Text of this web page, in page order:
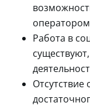
Работа в
Отсутствие